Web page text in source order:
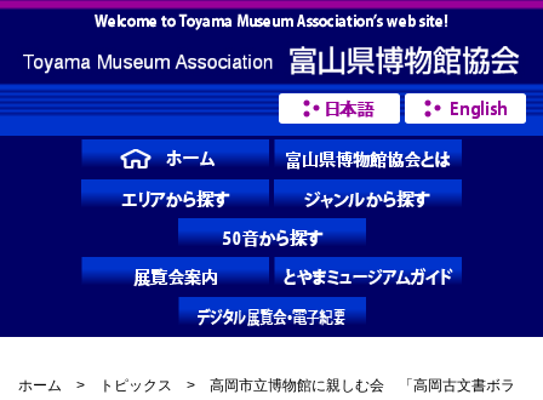
ホーム > トピックス > 高岡市立博物館に親しむ会 「高岡古文書ボラ